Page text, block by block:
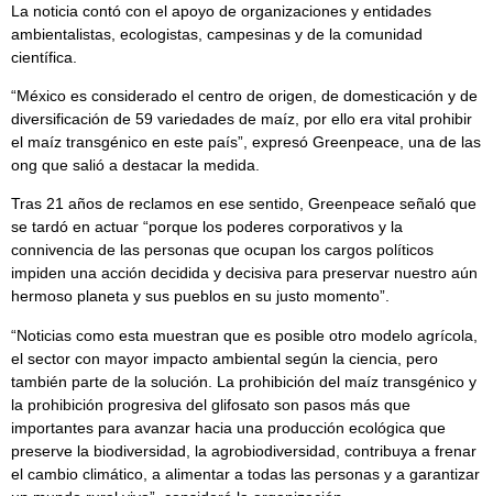
La noticia contó con el apoyo de organizaciones y entidades
ambientalistas, ecologistas, campesinas y de la comunidad
científica.
“México es considerado el centro de origen, de domesticación y de
diversificación de 59 variedades de maíz, por ello era vital prohibir
el maíz transgénico en este país”, expresó Greenpeace, una de las
ong que salió a destacar la medida.
Tras 21 años de reclamos en ese sentido, Greenpeace señaló que
se tardó en actuar “porque los poderes corporativos y la
connivencia de las personas que ocupan los cargos políticos
impiden una acción decidida y decisiva para preservar nuestro aún
hermoso planeta y sus pueblos en su justo momento”.
“Noticias como esta muestran que es posible otro modelo agrícola,
el sector con mayor impacto ambiental según la ciencia, pero
también parte de la solución. La prohibición del maíz transgénico y
la prohibición progresiva del glifosato son pasos más que
importantes para avanzar hacia una producción ecológica que
preserve la biodiversidad, la agrobiodiversidad, contribuya a frenar
el cambio climático, a alimentar a todas las personas y a garantizar